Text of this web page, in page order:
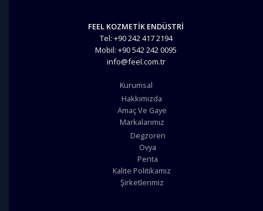
FEEL KOZMETİK ENDÜSTRİ
Tel: +90 242 417 2194
Mobil: +90 542 242 0095
info@feel.com.tr
Kurumsal
Hakkımızda
Amaç Ve Gaye
Markalarımız
Degzoren
Ovya
Penta
Kalite Politikamız
Şirketlerimiz